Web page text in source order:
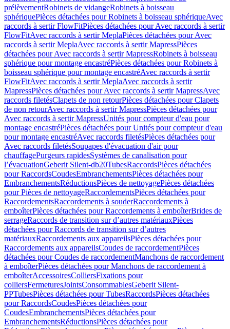
prélèvementRobinets de vidangeRobinets à boisseau
sphériquePièces détachées pour Robinets à boisseau sphériqueAvec
raccords à sertir FlowFitPièces détachées pour Avec raccords à sertir
FlowFitAvec raccords à sertir MeplaPièces détachées pour Avec
raccords à sertir MeplaAvec raccords à sertir MapressPièces
détachées pour Avec raccords à sertir MapressRobinets à boisseau
sphérique pour montage encastréPièces détachées pour Robinets à
boisseau sphérique pour montage encastréAvec raccords à sertir
FlowFitAvec raccords à sertir MeplaAvec raccords à sertir
MapressPièces détachées pour Avec raccords à sertir MapressAvec
raccords filetésClapets de non retourPièces détachées pour Clapets
de non retourAvec raccords à sertir MapressPièces détachées pour
Avec raccords à sertir MapressUnités pour compteur d'eau pour
montage encastréPièces détachées pour Unités pour compteur d'eau
pour montage encastréAvec raccords filetésPièces détachées pour
Avec raccords filetésSoupapes d'évacuation d'air pour
chauffagePurgeurs rapidesSystèmes de canalisation pour
l’évacuationGeberit Silent-db20TubesRaccordsPièces détachées
pour RaccordsCoudesEmbranchementsPièces détachées pour
EmbranchementsRéductionsPièces de nettoyagePièces détachées
pour Pièces de nettoyageRaccordementsPièces détachées pour
RaccordementsRaccordements à souderRaccordements à
emboîterPièces détachées pour Raccordements à emboîterBrides de
serrageRaccords de transition sur d’autres matériauxPièces
détachées pour Raccords de transition sur d’autres
matériauxRaccordements aux appareilsPièces détachées pour
Raccordements aux appareilsCoudes de raccordementPièces
détachées pour Coudes de raccordementManchons de raccordement
à emboîterPièces détachées pour Manchons de raccordement à
emboîterAccessoiresColliersFixations pour
colliersFermeturesJointsConsommablesGeberit Silent-
PPTubesPièces détachées pour TubesRaccordsPièces détachées
pour RaccordsCoudesPièces détachées pour
CoudesEmbranchementsPièces détachées pour
EmbranchementsRéductionsPièces détachées pour